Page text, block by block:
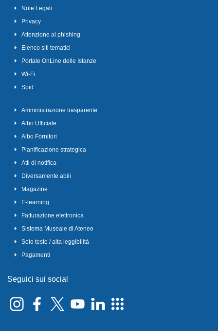
Note Legali
Privacy
Attenzione al phishing
Elenco siti tematici
Portale OnLine delle Istanze
Wi-Fi
Spid
Amministrazione trasparente
Albo Ufficiale
Albo Fornitori
Pianificazione strategica
Atti di notifica
Diversamente abili
Magazine
E-learning
Fatturazione elettronica
Sistema Museale di Ateneo
Solo testo / alta leggibilità
Pagamenti
Seguici sui social